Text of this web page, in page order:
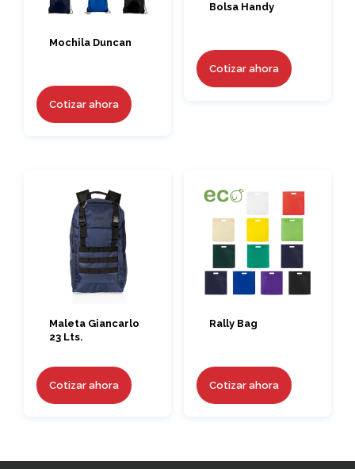
Mochila Duncan
Cotizar ahora
Bolsa Handy
Cotizar ahora
Maleta Giancarlo
23 Lts.
Cotizar ahora
Rally Bag
Cotizar ahora